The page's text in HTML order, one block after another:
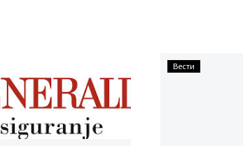
ОД
ПРОФЕСИОНАЛНЕ
ОДГОВОРНОСТИ
АДВОКАТА
Вести